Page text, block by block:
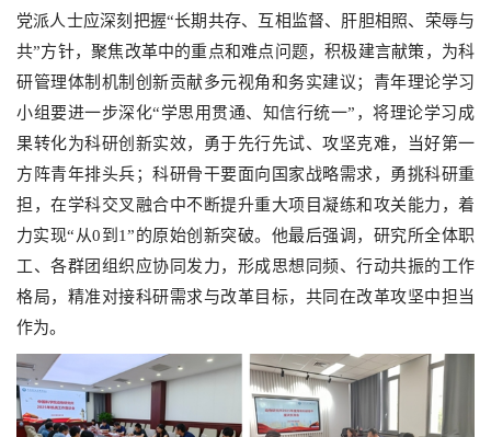
党派人士应深刻把握“长期共存、互相监督、肝胆相照、荣辱与
共”方针，聚焦改革中的重点和难点问题，积极建言献策，为科
研管理体制机制创新贡献多元视角和务实建议；青年理论学习
小组要进一步深化“学思用贯通、知信行统一”，将理论学习成
果转化为科研创新实效，勇于先行先试、攻坚克难，当好第一
方阵青年排头兵；科研骨干要面向国家战略需求，勇挑科研重
担，在学科交叉融合中不断提升重大项目凝练和攻关能力，着
力实现“从0到1”的原始创新突破。他最后强调，研究所全体职
工、各群团组织应协同发力，形成思想同频、行动共振的工作
格局，精准对接科研需求与改革目标，共同在改革攻坚中担当
作为。